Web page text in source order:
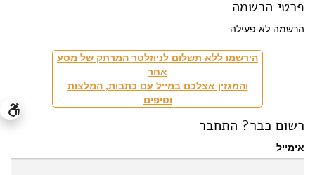
פרטי הרשמה
הרשמה לא פעילה
הירשמו ללא תשלום לניוזלטר המרתק של מסע
אחר
והמגזין אצלכם במייל עם כתבות, המלצות
וטיפים
רשום כבר? התחבר
אימייל